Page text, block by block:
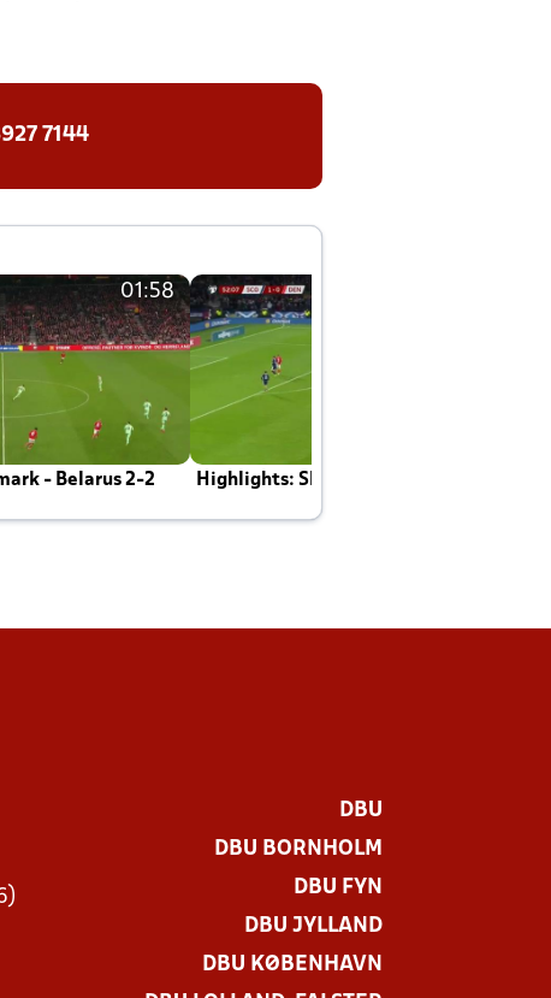
7144
01:58
- Belarus 2-2 Highlights: Skotland - Danmark 4-2
DBU
DBU BORNHOLM
DBU FYN
DBU JYLLAND
DBU KØBENHAVN